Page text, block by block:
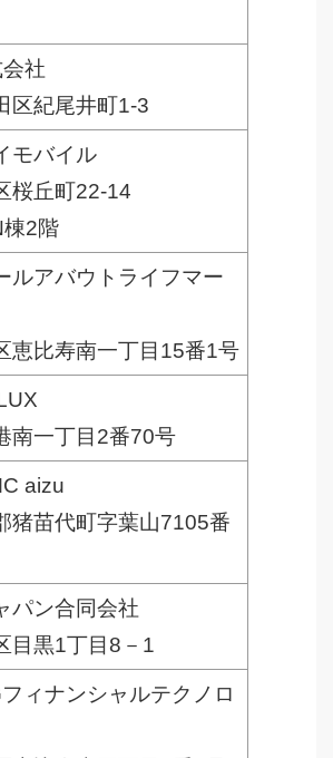
社
区紀尾井町1-3
モバイル
桜丘町22-14
棟2階
ルアバウトライフマー
恵比寿南一丁目15番1号
南一丁目2番70号
aizu
猪苗代町字葉山7105番
パン合同会社
目黒1丁目8－1
ィナンシャルテクノロ